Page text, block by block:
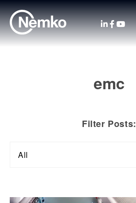
emc
Filter Posts: